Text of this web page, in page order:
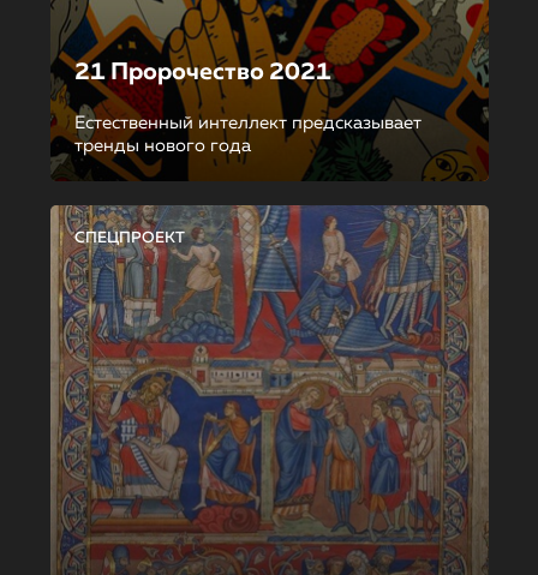
21 Пророчество 2021
Естественный интеллект предсказывает
тренды нового года
СПЕЦПРОЕКТ